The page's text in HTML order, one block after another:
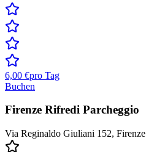
6,00 €pro Tag
Buchen
Firenze Rifredi Parcheggio
Via Reginaldo Giuliani 152, Firenze